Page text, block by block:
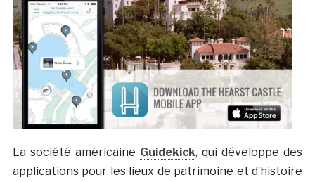
La société américaine Guidekick, qui développe des
applications pour les lieux de patrimoine et d’histoire